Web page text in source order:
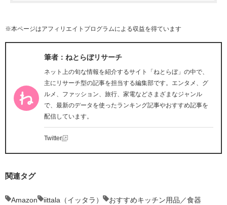
※本ページはアフィリエイトプログラムによる収益を得ています
筆者：ねとらぼリサーチ
ネット上の旬な情報を紹介するサイト「ねとらぼ」の中で、
主にリサーチ型の記事を担当する編集部です。エンタメ、グ
ルメ、ファッション、旅行、家電などさまざまなジャンル
で、最新のデータを使ったランキング記事やおすすめ記事を
配信しています。
Twitter
関連タグ
Amazon iittala（イッタラ）
おすすめキッチン用品／食器